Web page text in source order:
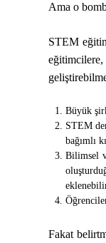
Ama o
STEM
Büyük
STEM
bağımlı
Bilimsel
Fakat